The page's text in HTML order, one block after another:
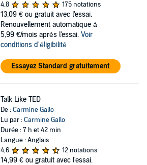
4,8
175 notations
13,09 € ou gratuit avec l'essai.
Renouvellement automatique à
5,99 €/mois après l'essai. Voir
conditions d'éligibilité
Essayez Standard gratuitement
Talk Like TED
De :Carmine Gallo
Lu par :Carmine Gallo
Durée : 7 h et 42 min
Langue : Anglais
4,6
12 notations
14,99 € ou gratuit avec l'essai.